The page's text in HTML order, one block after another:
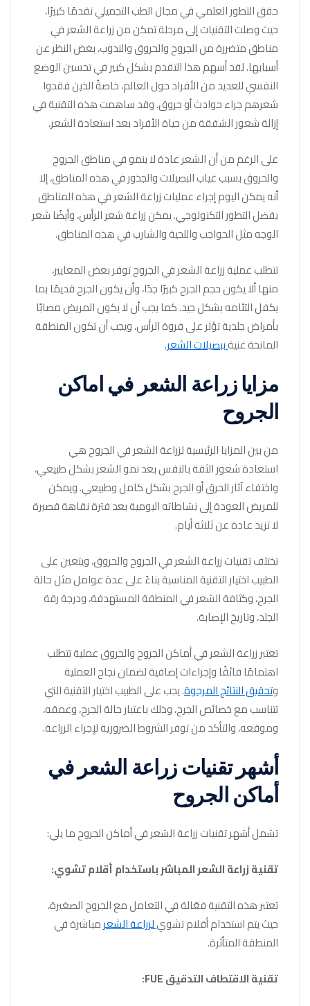
حقق التطور العلمي في مجال الطب التجميلي تقدمًا كبيرًا،
حيث وصلت التقنيات إلى مرحلة تمكن من زراعة الشعر في
مناطق متضررة من الجروح والحروق والندوب، بغض النظر عن
أسبابها. لقد أسهم هذا التقدم بشكل كبير في تحسين الوضع
النفسي للعديد من الأفراد حول العالم، خاصةً الذين فقدوا
شعرهم جراء حوادث أو حروق. وقد ساهمت هذه التقنية في
إزالة شعور الشفقة من حياة الأفراد بعد استعادة الشعر.
على الرغم من أن الشعر عادة لا ينمو في مناطق الجروح
والحروق بسبب غياب البصيلات والجذور في هذه المناطق، إلا
أنه يمكن اليوم إجراء عمليات زراعة الشعر في هذه المناطق
بفضل التطور التكنولوجي. يمكن زراعة شعر الرأس، وأيضًا شعر
الوجه مثل الحواجب واللحية والشارب في هذه المناطق.
تتطلب عملية زراعة الشعر في الجروح توفر بعض المعايير،
منها ألا يكون حجم الجرح كبيرًا جدًا، وأن يكون الجرح قديمًا بما
يكفل التئامه بشكل جيد. كما يجب أن لا يكون المريض مصابًا
بأمراض جلدية تؤثر على فروة الرأس، ويجب أن تكون المنطقة
المانحة غنيةببصيلات الشعر.
مزايا زراعة الشعر في اماكن
الجروح
من بين المزايا الرئيسية لزراعة الشعر في الجروح هي
استعادة شعور الثقة بالنفس بعد نمو الشعر بشكل طبيعي،
واختفاء آثار الحرق أو الجرح بشكل كامل وطبيعي. ويمكن
للمريض العودة إلى نشاطاته اليومية بعد فترة نقاهة قصيرة
لا تزيد عادة عن ثلاثة أيام.
تختلف تقنيات زراعة الشعر في الجروح والحروق، ويتعين على
الطبيب اختيار التقنية المناسبة بناءً على عدة عوامل مثل حالة
الجرح، وكثافة الشعر في المنطقة المستهدفة، ودرجة رقة
الجلد، وتاريخ الإصابة.
تعتبر زراعة الشعر في أماكن الجروح والحروق عملية تتطلب
اهتمامًا فائقًا وإجراءات إضافية لضمان نجاح العملية
وتحقيق النتائج المرجوة. يجب على الطبيب اختيار التقنية التي
تتناسب مع خصائص الجرح، وذلك باعتبار حالة الجرح، وعمقه،
وموقعه، والتأكد من توفر الشروط الضرورية لإجراء الزراعة.
أشهر تقنيات زراعة الشعر في
أماكن الجروح
تشمل أشهر تقنيات زراعة الشعر في أماكن الجروح ما يلي:
تقنية زراعة الشعر المباشر باستخدام أقلام تشوي:
تعتبر هذه التقنية فعّالة في التعامل مع الجروح الصغيرة،
حيث يتم استخدام أقلام تشويلزراعة الشعرمباشرة في
المنطقة المتأثرة.
تقنية الاقتطاف التدقيق FUE: